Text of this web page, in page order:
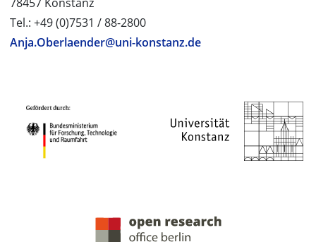
Tel.: +49 (0)7531 / 88-2800
Anja.Oberlaender@uni-konstanz.de